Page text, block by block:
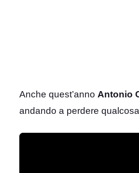
Anche quest’anno Antonio
andando a perdere